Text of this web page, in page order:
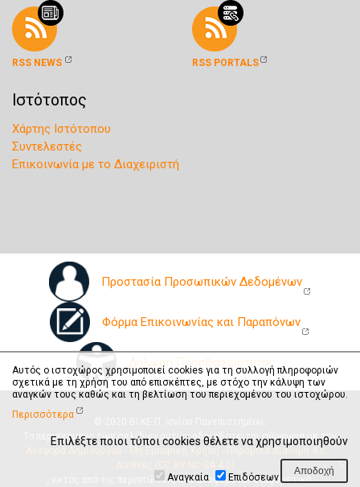
RSS NEWS RSS PORTALS
Ιστότοπος
Χάρτης Ιστότοπου
Συντελεστές
Επικοινωνία με το Διαχειριστή
Προστασία Προσωπικών Δεδομένων
Φόρμα Επικοινωνίας και Παραπόνων
Δήλωση Προσβασιμότητας
Το περιεχόμενο των σελίδων αυτών αδειοδοτείται σύμφωνα με την
Αναφορά Δημιουργού - Μη Εμπορική Χρήση - Παρόμοια Διανομή 4.0
, εκτός από τις περιπτώσεις που αναφέρεται διαφορετικά.
Αυτός ο ιστοχώρος χρησιμοποιεί cookies για τη συλλογή πληροφοριών
σχετικά με τη χρήση του από επισκέπτες, με στόχο την κάλυψη των
αναγκών τους καθώς και τη βελτίωση του περιεχομένου του ιστοχώρου.
Περισσότερα
Επιλέξτε ποιοι τύποι cookies θέλετε να χρησιμοποιηθούν
Αναγκαία Επιδόσεων